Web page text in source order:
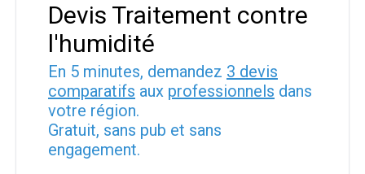
Devis Traitement contre
l'humidité
En 5 minutes, demandez 3 devis
comparatifs aux professionnels dans
votre région.
Gratuit, sans pub et sans
engagement.